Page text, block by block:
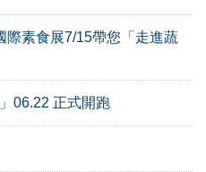
際素食展7/15帶您「走進蔬
06.22 正式開跑